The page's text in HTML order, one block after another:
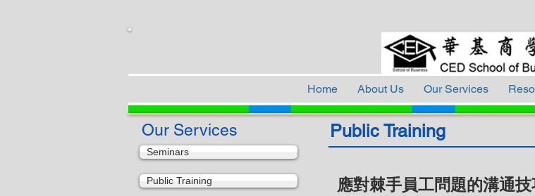
Home About Us Our Services
Our Services
Seminars
Public Training
Public Training
應對棘手員工問題的溝通